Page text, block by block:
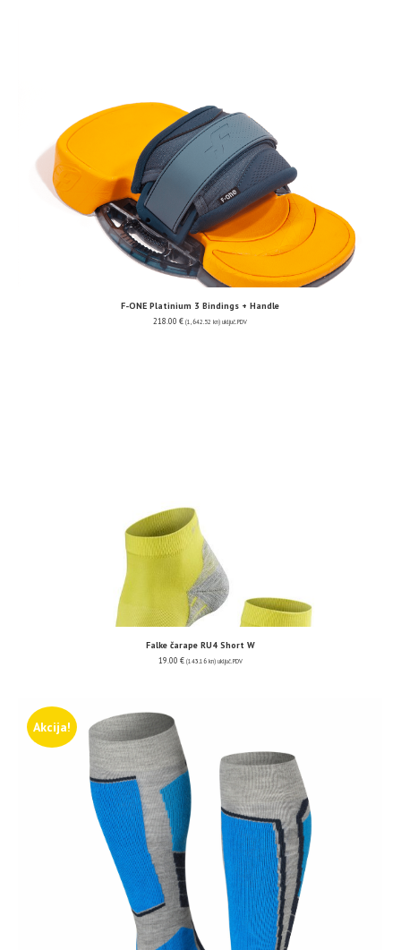
F-ONE Platinium 3 Bindings + Handle
218.00 € (1,642.52 kn) uključ. PDV
Falke čarape RU4 Short W
19.00 € (143.16 kn) uključ. PDV
Akcija!